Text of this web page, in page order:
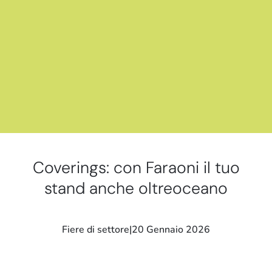
Coverings: con Faraoni il tuo
stand anche oltreoceano
Fiere di settore|20 Gennaio 2026